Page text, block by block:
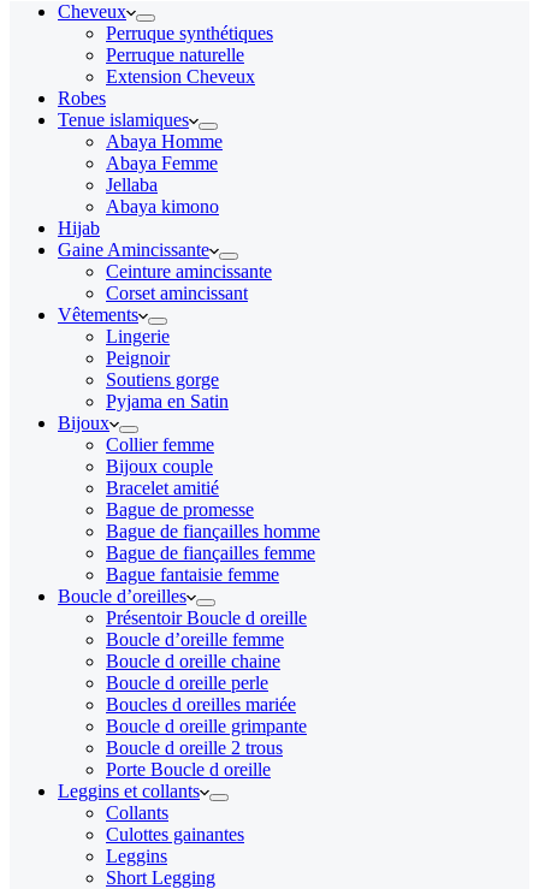
Cheveux
Perruque synthétiques
Perruque naturelle
Extension Cheveux
Robes
Tenue islamiques
Abaya Homme
Abaya Femme
Jellaba
Abaya kimono
Hijab
Gaine Amincissante
Ceinture amincissante
Corset amincissant
Vêtements
Lingerie
Peignoir
Soutiens gorge
Pyjama en Satin
Bijoux
Collier femme
Bijoux couple
Bracelet amitié
Bague de promesse
Bague de fiançailles homme
Bague de fiançailles femme
Bague fantaisie femme
Boucle d’oreilles
Présentoir Boucle d oreille
Boucle d’oreille femme
Boucle d oreille chaine
Boucle d oreille perle
Boucles d oreilles mariée
Boucle d oreille grimpante
Boucle d oreille 2 trous
Porte Boucle d oreille
Leggins et collants
Collants
Culottes gainantes
Leggins
Short Legging